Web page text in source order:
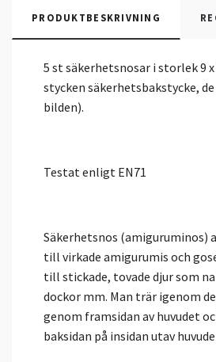
PRODUKTBESKRIVNING
5 st säkerhetsnosar i storlek 9 x
stycken säkerhetsbakstycke,
bilden).
Testat enligt EN71
Säkerhetsnos (amiguruminos)
till virkade amigurumis och
till stickade, tovade djur som
dockor mm. Man trär igenom
genom framsidan av huvudet
baksidan på insidan utav